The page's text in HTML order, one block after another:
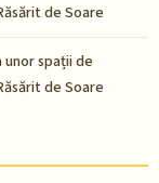
de Soare
unor spații de
de Soare